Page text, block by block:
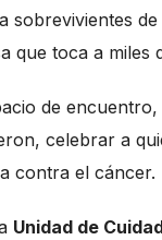
toca a miles
de
celebrar a
contra el cáncer.
Unidad de